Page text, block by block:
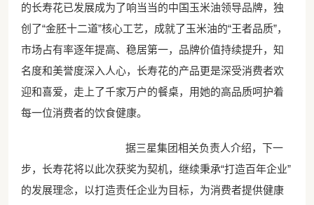
的长寿花已发展成为了响当当的中国玉米油领导品牌，独
创了“金胚十二道”核心工艺，成就了玉米油的“王者品质”，
市场占有率逐年提高、稳居第一，品牌价值持续提升，知
名度和美誉度深入人心，长寿花的产品更是深受消费者欢
迎和喜爱，走上了千家万户的餐桌，用她的高品质呵护着
每一位消费者的饮食健康。
据三星集团相关负责人介绍，下一
步，长寿花将以此次获奖为契机，继续秉承“打造百年企业”
的发展理念，以打造责任企业为目标，为消费者提供健康